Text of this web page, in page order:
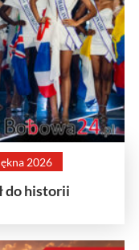
2026
do historii